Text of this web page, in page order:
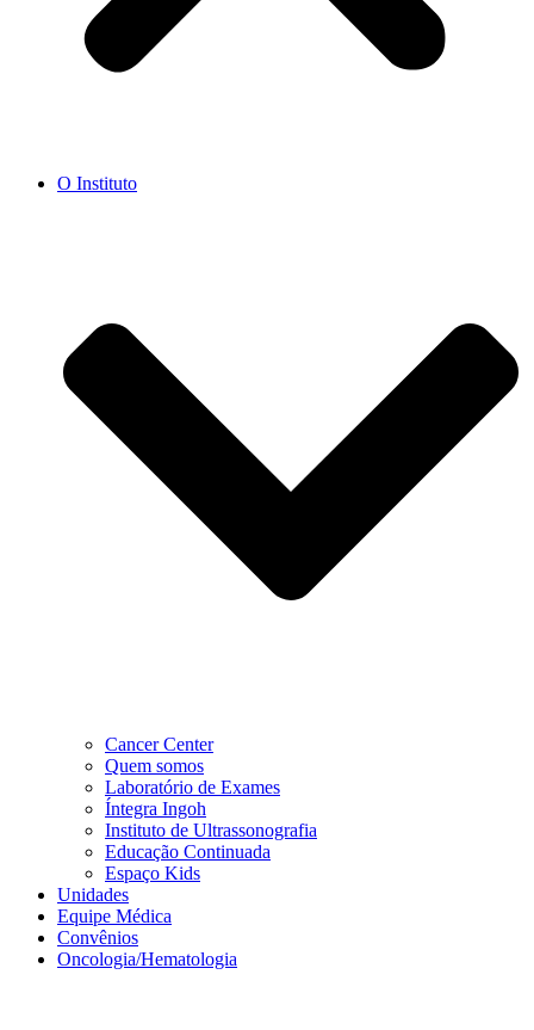
O Instituto
Cancer Center
Quem somos
Laboratório de Exames
Íntegra Ingoh
Instituto de Ultrassonografia
Educação Continuada
Espaço Kids
Unidades
Equipe Médica
Convênios
Oncologia/Hematologia